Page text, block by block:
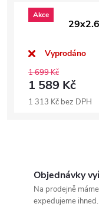
Akce
Vyprodáno
1 699 Kč
1 589 Kč
1 313 Kč bez DPH
Objednávky
Na prodejně
expedujeme ihned.